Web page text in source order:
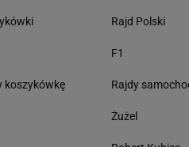
koszykówkę
Rajd Polski
F1
Rajdy
Żużel